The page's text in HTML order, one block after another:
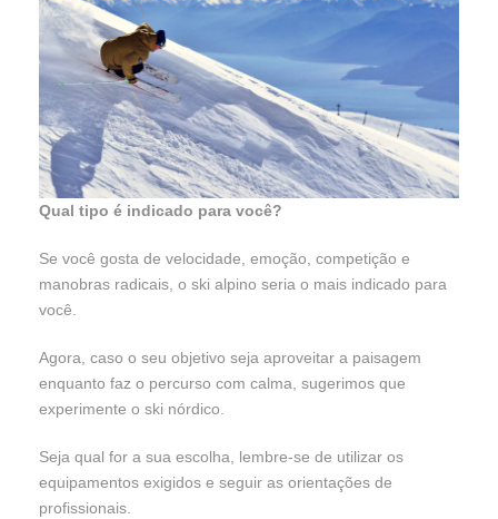
Qual tipo é indicado para você?
Se você gosta de velocidade, emoção, competição e
manobras radicais, o ski alpino seria o mais indicado para
você.
Agora, caso o seu objetivo seja aproveitar a paisagem
enquanto faz o percurso com calma, sugerimos que
experimente o ski nórdico.
Seja qual for a sua escolha, lembre-se de utilizar os
equipamentos exigidos e seguir as orientações de
profissionais.